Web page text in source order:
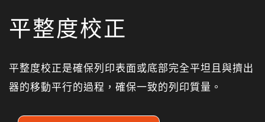
平整度校正
平整度校正是確保列印表面或底部完全平坦且與擠出
器的移動平行的過程，確保一致的列印質量。